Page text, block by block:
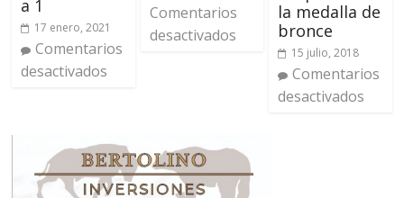
a 1
17 enero, 2021
Comentarios
desactivados
Comentarios
desactivados
la medalla de
bronce
15 julio, 2018
Comentarios
desactivados